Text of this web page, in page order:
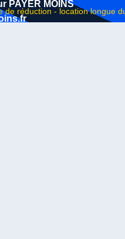
PAYER MOINS